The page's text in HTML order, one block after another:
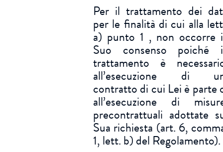
Per il trattamento dei
per le finalità di cui alla
a) punto 1 , non occorre
Suo consenso poiché
trattamento è
all’esecuzione di
contratto di cui Lei è parte
all’esecuzione di
precontrattuali adottate
Sua richiesta (art. 6,
1, lett. b) del Regolamento).